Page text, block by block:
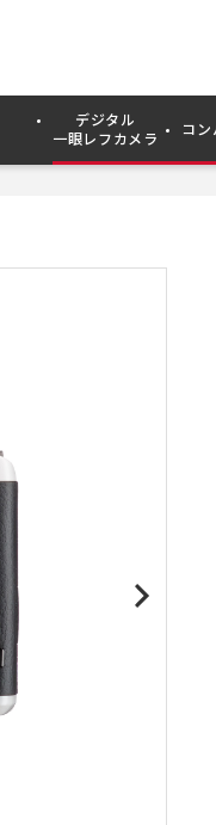
デジタル
一眼レフカメラ
コン